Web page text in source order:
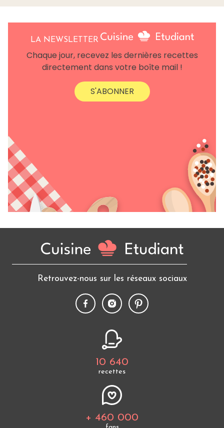
LA NEWSLETTER
Chaque jour, recevez les dernières recettes
directement dans votre boîte mail !
S'ABONNER
Retrouvez-nous sur les réseaux sociaux
10 640
recettes
+ 460 000